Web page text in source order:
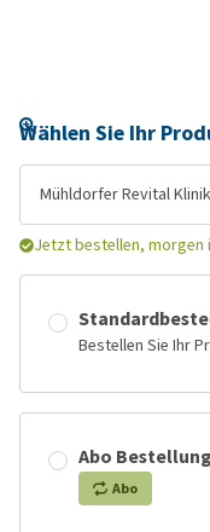
Wählen Sie Ihr
Mühldorfer Revital
Jetzt bestellen, morgen
Bestellen Sie Ihr
Abo Bestellung
Abo